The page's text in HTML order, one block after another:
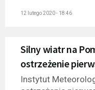
12 lutego 2020 - 18:46
Silny wiatr na
ostrzeżenie
Instytut